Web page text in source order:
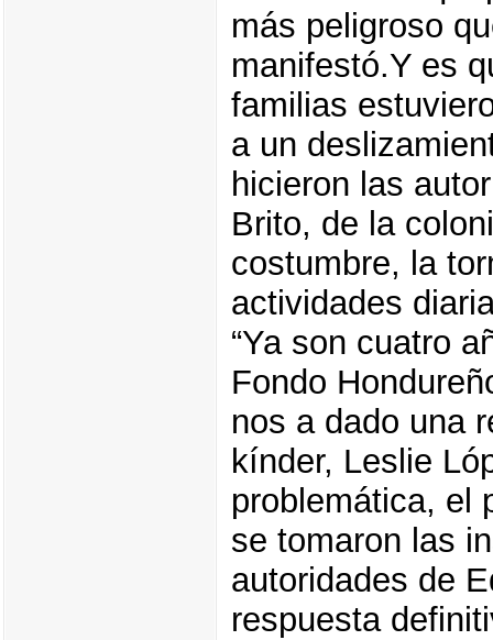
más peligroso
manifestó.Y es
familias
a un
hicieron las
Brito, de la
costumbre, la
actividades
“Ya son cuatro
Fondo
nos a dado una
kínder, Leslie
problemática, el
se tomaron las
autoridades de
respuesta